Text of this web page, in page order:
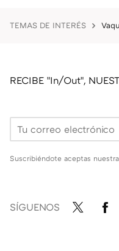
TEMAS DE INTERÉS
RECIBE "In/Out",
Suscribiéndote aceptas nuestra
SÍGUENOS